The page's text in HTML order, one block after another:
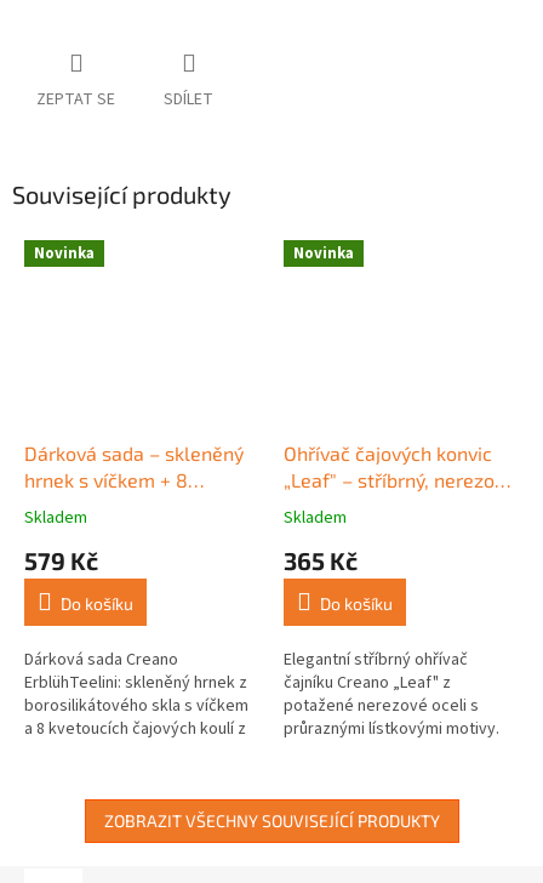
ZEPTAT SE SDÍLET
Související produkty
Novinka
Dárková sada – skleněný
hrnek s víčkem + 8
kvetoucích čajů (černý čaj)
Průměrné
produktu
5,0
5
hvězdiček.
Skladem
579 Kč
Do košíku
Dárková sada Creano
ErblühTeelini: skleněný hrnek z
borosilikátového skla s víčkem
a 8 kvetoucích čajových koulí z
Novinka
Ohřívač čajových konvic
„Leaf" – stříbrný, nerezová
ocel + držák na čajovou
Průměrné
produktu
5,0
5
hvězdiček.
Skladem
365 Kč
Do košíku
Elegantní stříbrný ohřívač
čajníku Creano „Leaf" z
potažené nerezové oceli s
průraznými lístkovými motivy.
show – funkční i...
ZOBRAZIT VŠECHNY SOUVISEJÍCÍ PRODUKTY